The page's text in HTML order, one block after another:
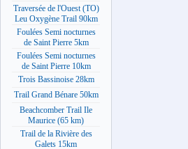
Traversée de l'Ouest (TO)
Leu Oxygène Trail 90km
Foulées Semi nocturnes
de Saint Pierre 5km
Foulées Semi nocturnes
de Saint Pierre 10km
Trois Bassinoise 28km
Trail Grand Bénare 50km
Beachcomber Trail Ile
Maurice (65 km)
Trail de la Rivière des
Galets 15km